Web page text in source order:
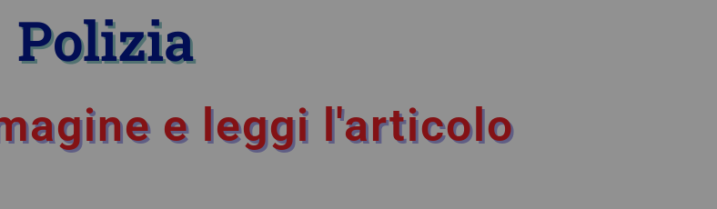
Polizia
e leggi l'articolo